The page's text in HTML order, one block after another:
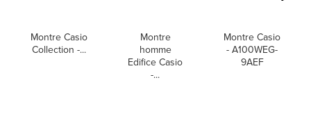
Montre Casio
Collection -...
Montre
homme
Edifice Casio
-...
Montre Casio
- A100WEG-
9AEF